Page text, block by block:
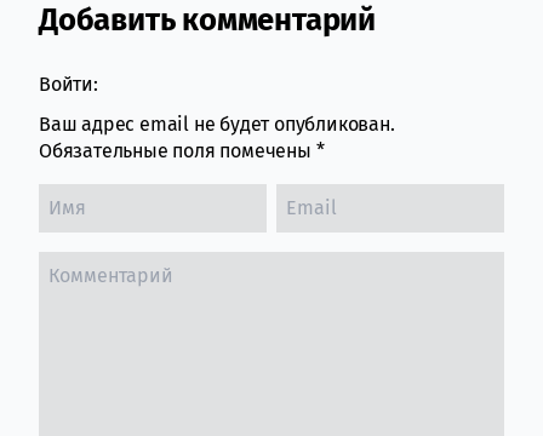
Comment section
Добавить комментарий
Войти:
Ваш адрес email не будет опубликован.
Обязательные поля помечены *